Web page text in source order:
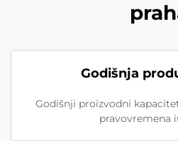
Godišnja
Godišnji proizvodni
pravovremena